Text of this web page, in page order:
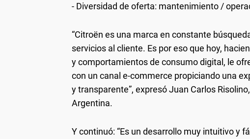
- Diversidad de oferta: mantenimiento /
“Citroën es una marca en constante
servicios al cliente. Es por eso que hoy,
y comportamientos de consumo digital, le
con un canal e-commerce propiciando una
y transparente”, expresó Juan Carlos
Argentina.
Y continuó: “Es un desarrollo muy intuitivo y